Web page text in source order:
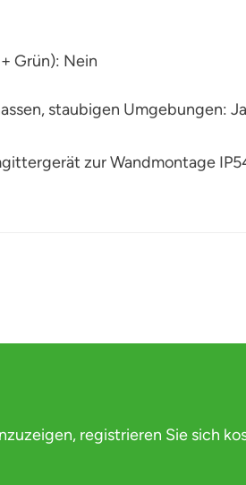
Grün): Nein
staubigen Umgebungen: Ja
zur Wandmontage
registrieren Sie sich